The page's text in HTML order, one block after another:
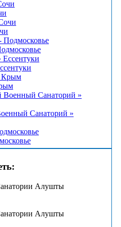
Санаторий »